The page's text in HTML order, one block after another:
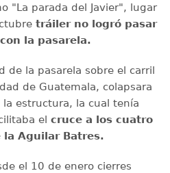
"La parada del Javier", lugar
tráiler no logró pasar
la pasarela.
de la pasarela sobre el carril
de Guatemala, colapsara
estructura, la cual tenía
el cruce a los cuatro
Aguilar Batres.
el 10 de enero cierres